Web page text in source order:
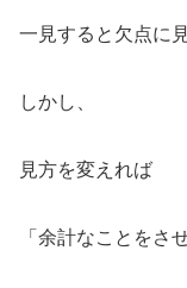
一見すると欠点に
しかし、
見方を変えれば
「余計なことをさ